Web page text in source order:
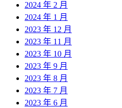
2024 年 2 月
2024 年 1 月
2023 年 12 月
2023 年 11 月
2023 年 10 月
2023 年 9 月
2023 年 8 月
2023 年 7 月
2023 年 6 月